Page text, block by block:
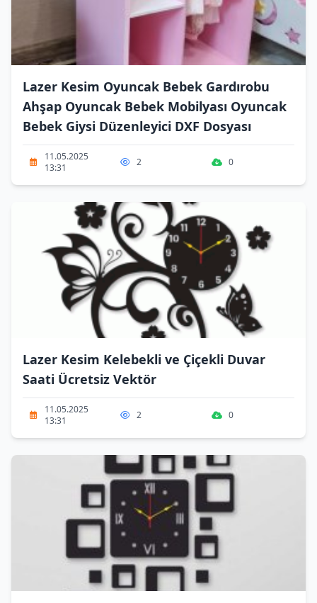
Lazer Kesim Oyuncak Bebek Gardırobu
Ahşap Oyuncak Bebek Mobilyası Oyuncak
Bebek Giysi Düzenleyici DXF Dosyası
11.05.2025
13:31
2 0
Lazer Kesim Kelebekli ve Çiçekli Duvar
Saati Ücretsiz Vektör
11.05.2025
13:31
2 0